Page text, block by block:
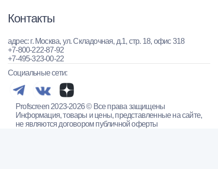
Контакты
адрес: г. Москва, ул. Складочная, д.1, стр. 18, офис 318
+7-800-222-87-92
+7-495-323-00-22
Социальные сети:
Profscreen 2023-2026 © Все права защищены
Информация, товары и цены, представленные на сайте,
не являются договором публичной оферты